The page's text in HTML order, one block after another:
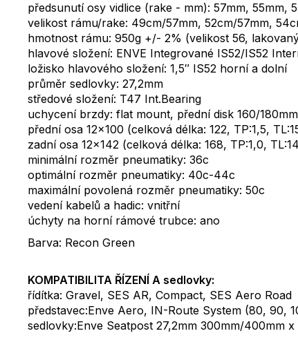
předsunutí osy vidlice (rake - mm): 57mm, 55mm,
velikost rámu/rake: 49cm/57mm, 52cm/57mm,
hmotnost rámu: 950g +/- 2% (velikost 56,
hlavové složení: ENVE Integrované IS52/IS52
ložisko hlavového složení: 1,5″ IS52 horní a dolní
průměr sedlovky: 27,2mm
středové složení: T47 Int.Bearing
uchycení brzdy: flat mount, přední disk 160/
přední osa 12×100 (celková délka: 122, TP:1,5,
zadní osa 12×142 (celková délka: 168, TP:1,0,
minimální rozměr pneumatiky: 36c
optimální rozměr pneumatiky: 40c-44c
maximální povolená rozměr pneumatiky: 50c
vedení kabelů a hadic: vnitřní
úchyty na horní rámové trubce: ano
Barva: Recon Green
KOMPATIBILITA ŘÍZENÍ A sedlovky:
řídítka: Gravel, SES AR, Compact, SES Aero Road
představec:Enve Aero, IN-Route System (80, 90,
sedlovky:Enve Seatpost 27,2mm 300mm/400mm